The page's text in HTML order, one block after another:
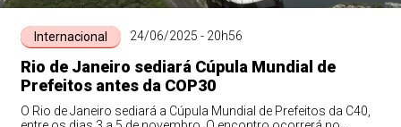
Internacional 24/06/2025 - 20h56
Rio de Janeiro sediará Cúpula Mundial de
Prefeitos antes da COP30
O Rio de Janeiro sediará a Cúpula Mundial de Prefeitos da C40,